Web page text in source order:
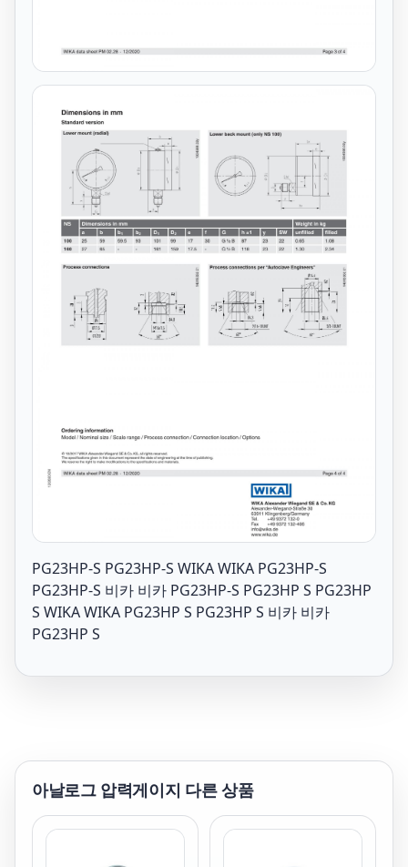
PG23HP-S PG23HP-S WIKA WIKA PG23HP-S
PG23HP-S 비카 비카 PG23HP-S PG23HP S PG23HP
S WIKA WIKA PG23HP S PG23HP S 비카 비카
PG23HP S
아날로그 압력게이지 다른 상품